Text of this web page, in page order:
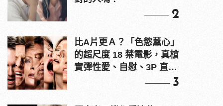
2
比A片更Ａ？「色慾薰心」
的超尺度 18 禁電影，真槍
實彈性愛、自慰、3P 直接
3